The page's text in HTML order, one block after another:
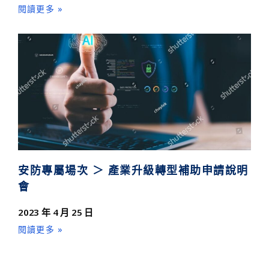
閱讀更多 »
安防專屬場次 ＞ 產業升級轉型補助申請說明
會
2023 年 4 月 25 日
閱讀更多 »